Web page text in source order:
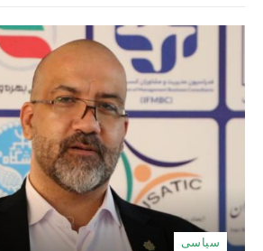
سیاسی